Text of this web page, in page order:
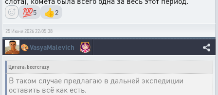
💯5 👍2
25 Июня 2026 22:05:38
🎨VasyaMalevich
Цитата: beercrazy
В таком случае предлагаю в дальней экспедиции
оставить всё как есть.